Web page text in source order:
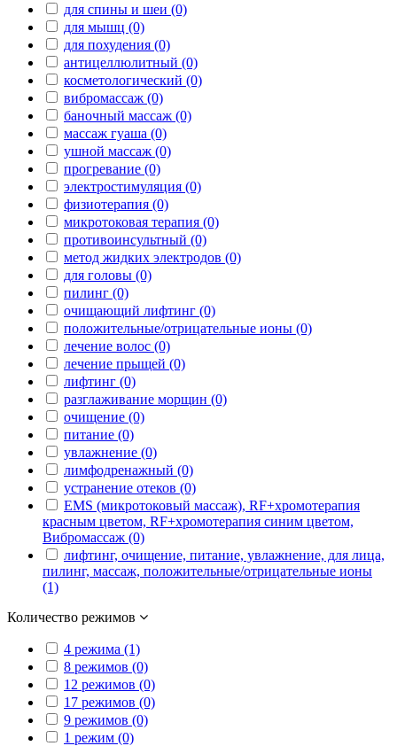
для спины и шеи (0)
для мышц (0)
для похудения (0)
антицеллюлитный (0)
косметологический (0)
вибромассаж (0)
баночный массаж (0)
массаж гуаша (0)
ушной массаж (0)
прогревание (0)
электростимуляция (0)
физиотерапия (0)
микротоковая терапия (0)
противоинсультный (0)
метод жидких электродов (0)
для головы (0)
пилинг (0)
очищающий лифтинг (0)
положительные/отрицательные ионы (0)
лечение волос (0)
лечение прыщей (0)
лифтинг (0)
разглаживание морщин (0)
очищение (0)
питание (0)
увлажнение (0)
лимфодренажный (0)
устранение отеков (0)
EMS (микротоковый массаж), RF+хромотерапия
красным цветом, RF+хромотерапия синим цветом,
Вибромассаж (0)
лифтинг, очищение, питание, увлажнение, для лица,
пилинг, массаж, положительные/отрицательные ионы
(1)
Количество режимов
4 режима (1)
8 режимов (0)
12 режимов (0)
17 режимов (0)
9 режимов (0)
1 режим (0)